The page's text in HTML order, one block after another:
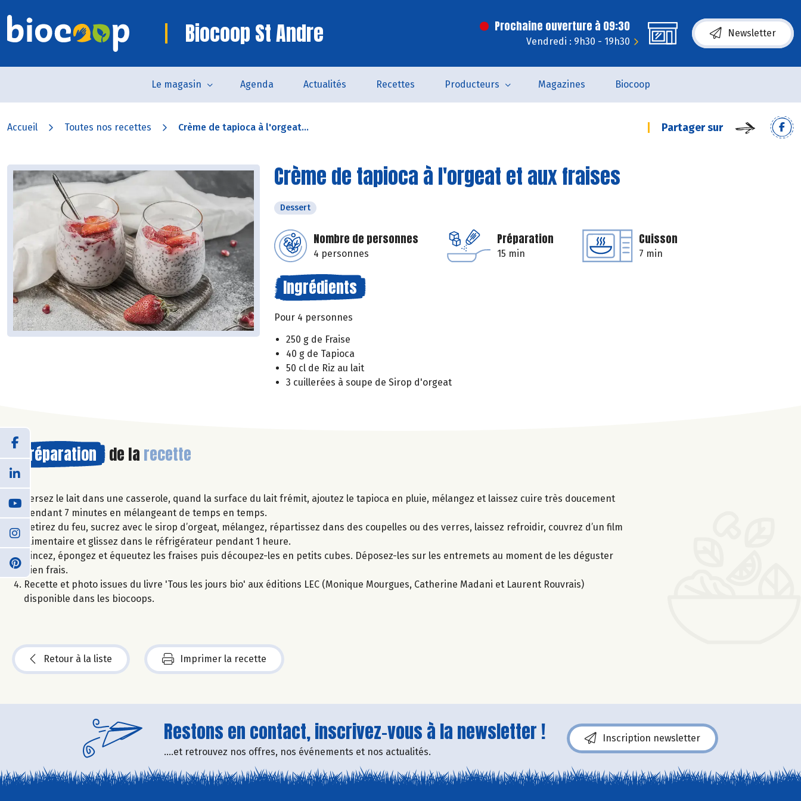
Biocoop St Andre Prochaine ouverture à 09:30
Vendredi : 9h30 - 19h30
Newsletter
Le magasin Agenda Actualités Recettes Producteurs Magazines Biocoop
Accueil Toutes nos recettes Crème de tapioca à l'orgeat... Partager sur
Crème de tapioca à l'orgeat et aux fraises
Dessert
Nombre de personnes
4 personnes
Préparation
15 min
Cuisson
7 min
Ingrédients
Pour 4 personnes
250 g de Fraise
40 g de Tapioca
50 cl de Riz au lait
3 cuillerées à soupe de Sirop d'orgeat
Préparation de la recette
Versez le lait dans une casserole, quand la surface du lait frémit, ajoutez le tapioca en pluie, mélangez et laissez cuire très doucement
pendant 7 minutes en mélangeant de temps en temps.
Retirez du feu, sucrez avec le sirop d’orgeat, mélangez, répartissez dans des coupelles ou des verres, laissez refroidir, couvrez d’un film
alimentaire et glissez dans le réfrigérateur pendant 1 heure.
Rincez, épongez et équeutez les fraises puis découpez-les en petits cubes. Déposez-les sur les entremets au moment de les déguster
bien frais.
Recette et photo issues du livre 'Tous les jours bio' aux éditions LEC (Monique Mourgues, Catherine Madani et Laurent Rouvrais)
disponible dans les biocoops.
Retour à la liste Imprimer la recette
Restons en contact, inscrivez-vous à la newsletter !
....et retrouvez nos offres, nos événements et nos actualités.
Inscription newsletter